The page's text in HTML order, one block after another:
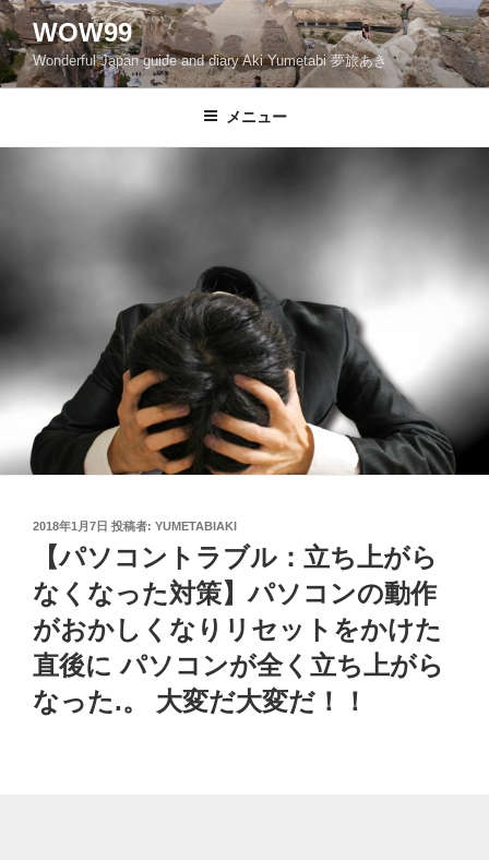
コ
ン
テ
ン
へ
WOW99
Wonderful Japan guide and diary Aki Yumetabi 夢旅あき
メニュー
投
2018年1月7日 投稿者: YUMETABIAKI
【パソコントラブル：立ち上がら
なくなった対策】パソコンの動作
がおかしくなりリセットをかけた
直後に パソコンが全く立ち上がら
なった.。 大変だ大変だ！！